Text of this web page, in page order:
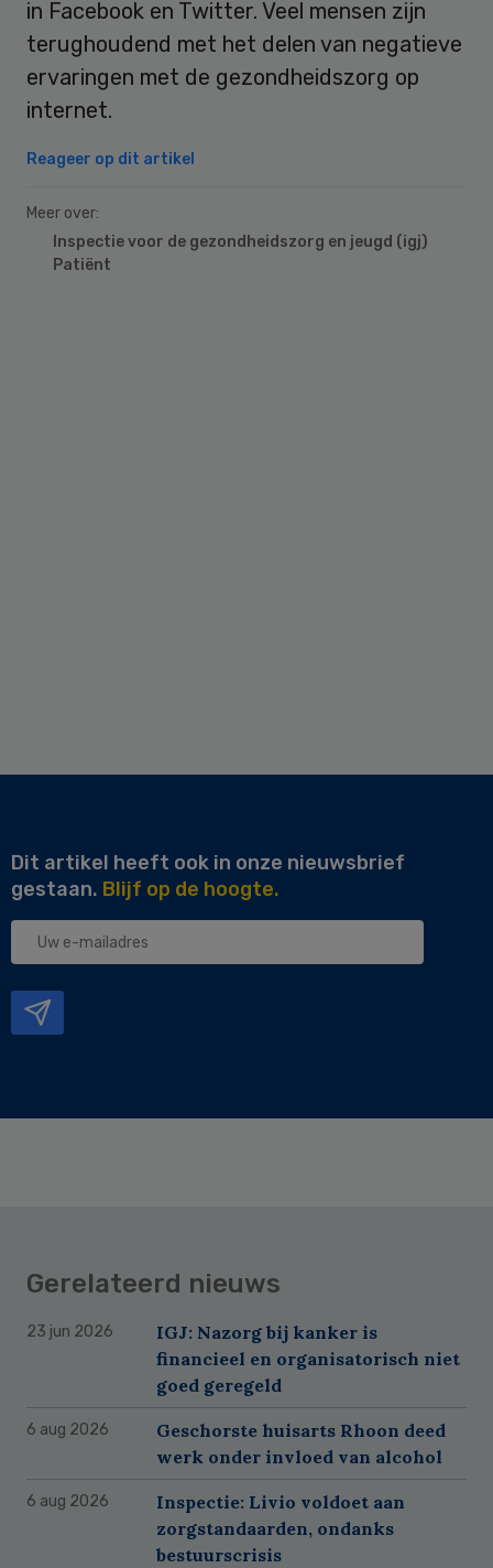
in Facebook en Twitter. Veel mensen zijn
terughoudend met het delen van negatieve
ervaringen met de gezondheidszorg op
internet.
Reageer op dit artikel
Meer over:
Inspectie voor de gezondheidszorg en jeugd (igj)
Patiënt
Dit artikel heeft ook in onze nieuwsbrief
gestaan. Blijf op de hoogte.
Uw
Gerelateerd nieuws
23 jun 2026
IGJ: Nazorg bij kanker is
financieel en organisatorisch niet
goed geregeld
6 aug 2026
Geschorste huisarts Rhoon deed
werk onder invloed van alcohol
6 aug 2026
Inspectie: Livio voldoet aan
zorgstandaarden, ondanks
bestuurscrisis